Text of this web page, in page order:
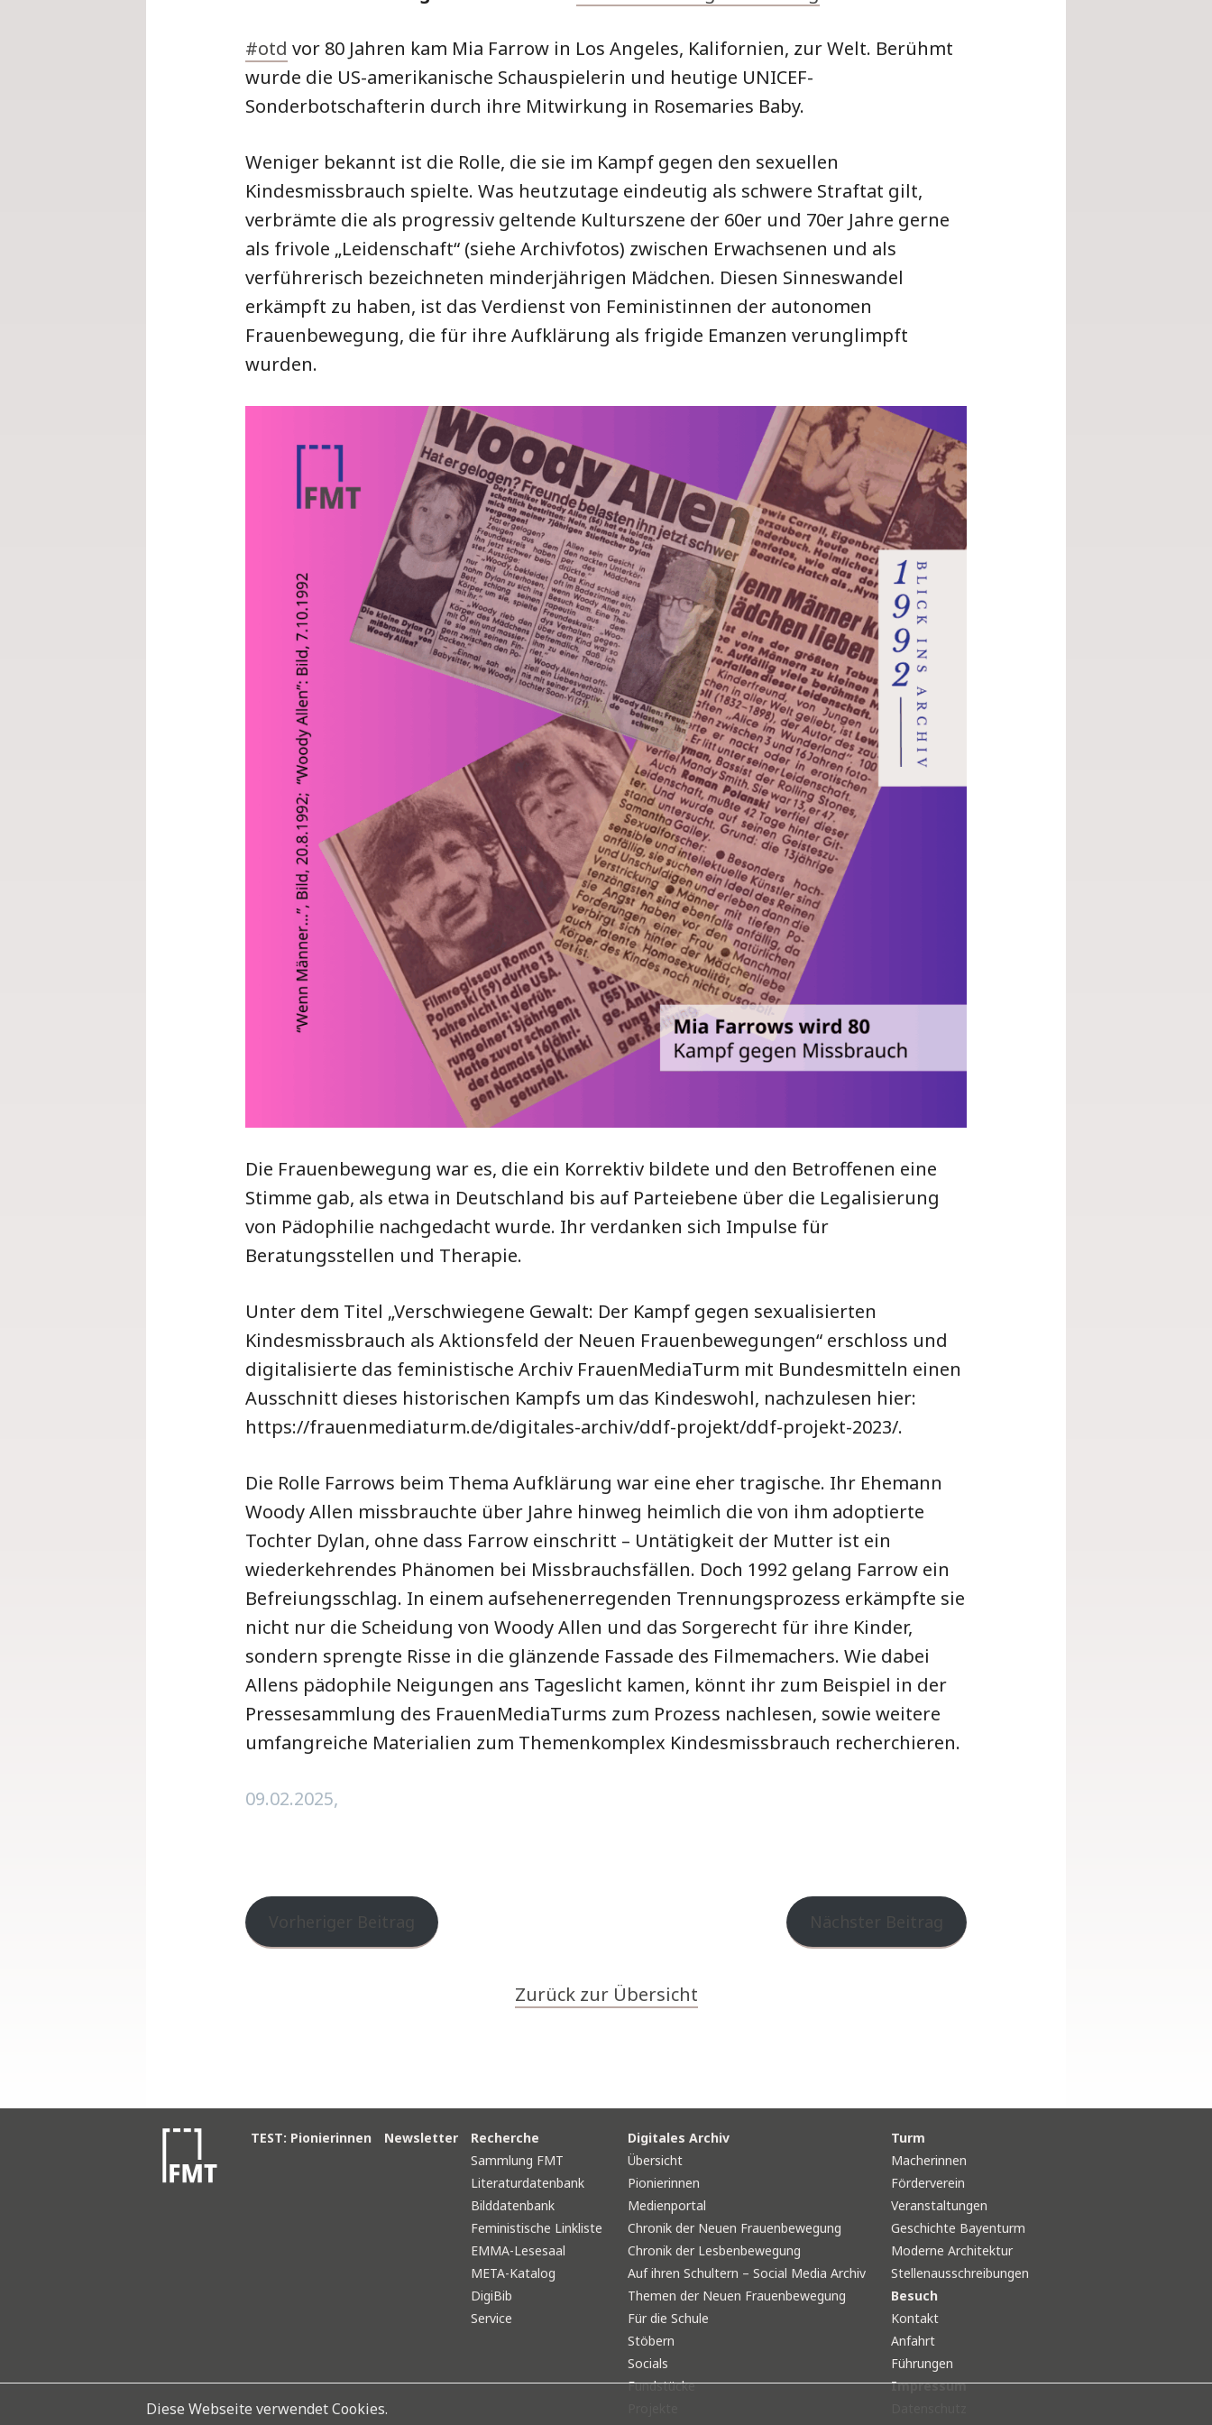
Diese Webseite verwendet Cookies.
#otd vor 80 Jahren kam Mia Farrow in Los Angeles, Kalifornien, zur Welt. Berühmt
wurde die US-amerikanische Schauspielerin und heutige UNICEF-
Sonderbotschafterin durch ihre Mitwirkung in Rosemaries Baby.
Weniger bekannt ist die Rolle, die sie im Kampf gegen den sexuellen
Kindesmissbrauch spielte. Was heutzutage eindeutig als schwere Straftat gilt,
verbrämte die als progressiv geltende Kulturszene der 60er und 70er Jahre gerne
als frivole „Leidenschaft“ (siehe Archivfotos) zwischen Erwachsenen und als
verführerisch bezeichneten minderjährigen Mädchen. Diesen Sinneswandel
erkämpft zu haben, ist das Verdienst von Feministinnen der autonomen
Frauenbewegung, die für ihre Aufklärung als frigide Emanzen verunglimpft
wurden.
Die Frauenbewegung war es, die ein Korrektiv bildete und den Betroffenen eine
Stimme gab, als etwa in Deutschland bis auf Parteiebene über die Legalisierung
von Pädophilie nachgedacht wurde. Ihr verdanken sich Impulse für
Beratungsstellen und Therapie.
Unter dem Titel „Verschwiegene Gewalt: Der Kampf gegen sexualisierten
Kindesmissbrauch als Aktionsfeld der Neuen Frauenbewegungen“ erschloss und
digitalisierte das feministische Archiv FrauenMediaTurm mit Bundesmitteln einen
Ausschnitt dieses historischen Kampfs um das Kindeswohl, nachzulesen hier:
https://frauenmediaturm.de/digitales-archiv/ddf-projekt/ddf-projekt-2023/.
Die Rolle Farrows beim Thema Aufklärung war eine eher tragische. Ihr Ehemann
Woody Allen missbrauchte über Jahre hinweg heimlich die von ihm adoptierte
Tochter Dylan, ohne dass Farrow einschritt – Untätigkeit der Mutter ist ein
wiederkehrendes Phänomen bei Missbrauchsfällen. Doch 1992 gelang Farrow ein
Befreiungsschlag. In einem aufsehenerregenden Trennungsprozess erkämpfte sie
nicht nur die Scheidung von Woody Allen und das Sorgerecht für ihre Kinder,
sondern sprengte Risse in die glänzende Fassade des Filmemachers. Wie dabei
Allens pädophile Neigungen ans Tageslicht kamen, könnt ihr zum Beispiel in der
Pressesammlung des FrauenMediaTurms zum Prozess nachlesen, sowie weitere
umfangreiche Materialien zum Themenkomplex Kindesmissbrauch recherchieren.
09.02.2025,
Vorheriger Beitrag Nächster Beitrag
Zurück zur Übersicht
TEST: Pionierinnen Newsletter
Recherche
Sammlung FMT
Literaturdatenbank
Bilddatenbank
Feministische Linkliste
EMMA-Lesesaal
META-Katalog
DigiBib
Service
Digitales Archiv
Übersicht
Pionierinnen
Medienportal
Chronik der Neuen Frauenbewegung
Chronik der Lesbenbewegung
Auf ihren Schultern – Social Media Archiv
Themen der Neuen Frauenbewegung
Für die Schule
Stöbern
Socials
Fundstücke
Turm
Macherinnen
Förderverein
Veranstaltungen
Geschichte Bayenturm
Moderne Architektur
Stellenausschreibungen
Besuch
Kontakt
Anfahrt
Führungen
Impressum